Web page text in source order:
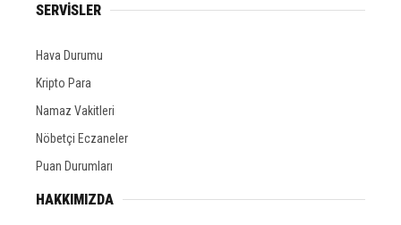
SERVİSLER
Hava Durumu
Kripto Para
Namaz Vakitleri
Nöbetçi Eczaneler
Puan Durumları
HAKKIMIZDA